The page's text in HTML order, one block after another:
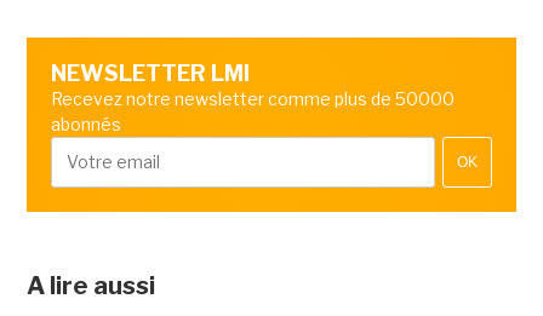
NEWSLETTER LMI
Recevez notre newsletter comme plus de 50000
abonnés
OK
A lire aussi